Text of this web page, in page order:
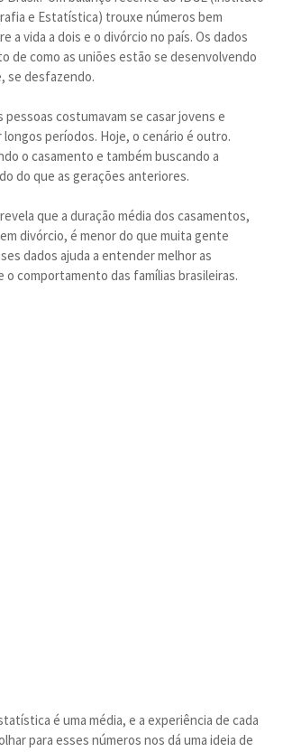
e Estatística) trouxe números bem
a vida a dois e o divórcio no país. Os dados
de como as uniões estão se desenvolvendo
se desfazendo.
costumavam se casar jovens e
longos períodos. Hoje, o cenário é outro.
o casamento e também buscando a
do que as gerações anteriores.
que a duração média dos casamentos,
divórcio, é menor do que muita gente
dados ajuda a entender melhor as
o comportamento das famílias brasileiras.
é uma média, e a experiência de cada
para esses números nos dá uma ideia de